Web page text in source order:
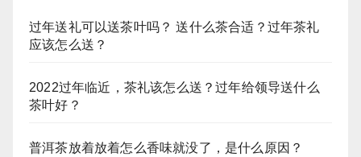
过年送礼可以送茶叶吗？ 送什么茶合适？过年茶礼
应该怎么送？
2022过年临近，茶礼该怎么送？过年给领导送什么
茶叶好？
普洱茶放着放着怎么香味就没了，是什么原因？